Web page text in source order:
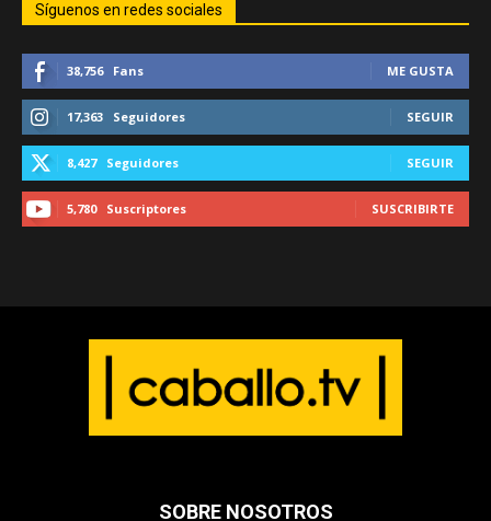
Síguenos en redes sociales
38,756 Fans ME GUSTA
17,363 Seguidores SEGUIR
8,427 Seguidores SEGUIR
5,780 Suscriptores SUSCRIBIRTE
SOBRE NOSOTROS